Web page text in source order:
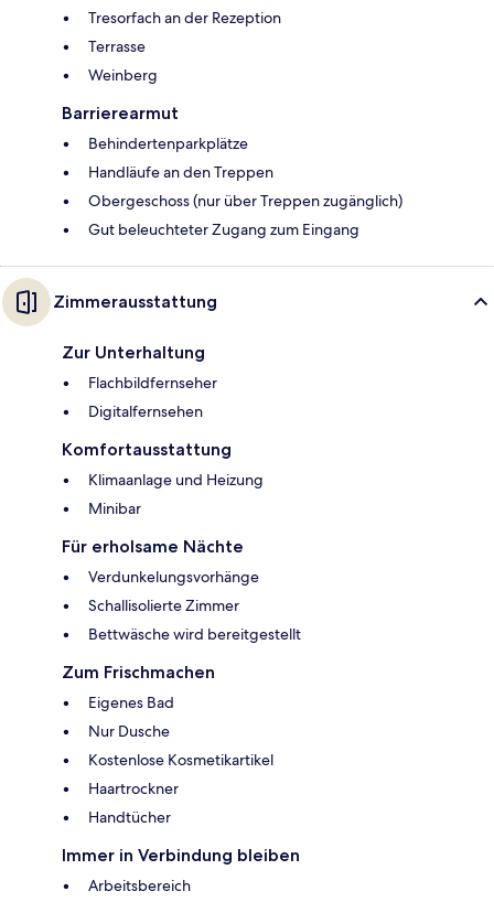
Tresorfach an der Rezeption
Terrasse
Weinberg
Barrierearmut
Behindertenparkplätze
Handläufe an den Treppen
Obergeschoss (nur über Treppen zugänglich)
Gut beleuchteter Zugang zum Eingang
Zimmerausstattung
Zur Unterhaltung
Flachbildfernseher
Digitalfernsehen
Komfortausstattung
Klimaanlage und Heizung
Minibar
Für erholsame Nächte
Verdunkelungsvorhänge
Schallisolierte Zimmer
Bettwäsche wird bereitgestellt
Zum Frischmachen
Eigenes Bad
Nur Dusche
Kostenlose Kosmetikartikel
Haartrockner
Handtücher
Immer in Verbindung bleiben
Arbeitsbereich